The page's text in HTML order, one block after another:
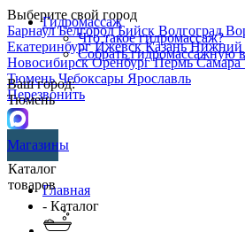
Выберите свой город
БарнаулБелгородБийск Волгоград
ЕкатеринбургИжевскКазаньНижний
НовосибирскОренбургПермьСамара
ТюменьЧебоксары Ярославль
Перезвонить
Гидромассаж
Что такое гидромассаж?
Собрать гидромассажную
Ваш город:
Тюмень
Магазины
Каталог
товаровГлавная
- Каталог